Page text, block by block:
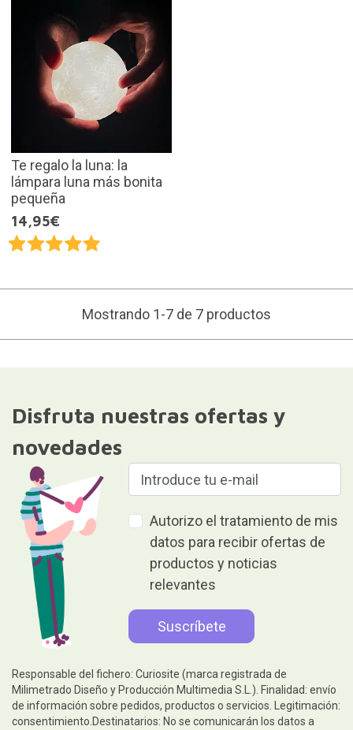
Te regalo la luna: la
lámpara luna más bonita
pequeña
14,95€
Mostrando 1-7 de 7 productos
Disfruta nuestras ofertas y
novedades
Autorizo el tratamiento de mis
datos para recibir ofertas de
productos y noticias
relevantes
Responsable del fichero: Curiosite (marca registrada de
Milimetrado Diseño y Producción Multimedia S.L.). Finalidad: envío
de información sobre pedidos, productos o servicios. Legitimación:
consentimiento.Destinatarios: No se comunicarán los datos a